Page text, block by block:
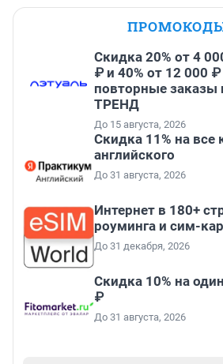
Скидка 20% от 4
₽ и 40% от 12 000
повторные заказы
ТРЕНД
До 15 августа, 2026
Скидка 11% на все
английского
До 31 августа, 2026
Интернет в 180+
роуминга и сим-
До 31 декабря, 2026
Скидка 10% на
₽
До 31 августа, 2026